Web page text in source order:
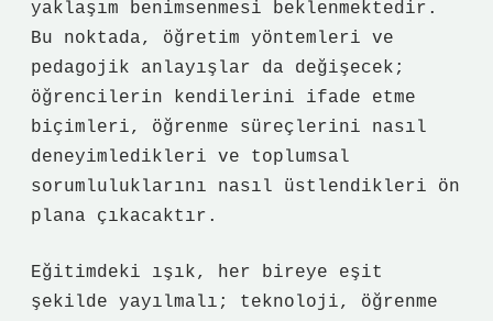
yaklaşım benimsenmesi beklenmektedir.
Bu noktada, öğretim yöntemleri ve
pedagojik anlayışlar da değişecek;
öğrencilerin kendilerini ifade etme
biçimleri, öğrenme süreçlerini nasıl
deneyimledikleri ve toplumsal
sorumluluklarını nasıl üstlendikleri ön
plana çıkacaktır.
Eğitimdeki ışık, her bireye eşit
şekilde yayılmalı; teknoloji, öğrenme